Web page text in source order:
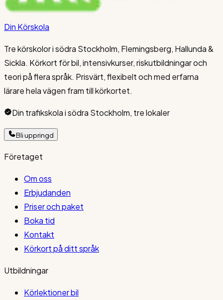
Din Körskola
Tre körskolor i södra Stockholm, Flemingsberg, Hallunda &
Sickla. Körkort för bil, intensivkurser, riskutbildningar och
teori på flera språk. Prisvärt, flexibelt och med erfarna
lärare hela vägen fram till körkortet.
Din trafikskola i södra Stockholm, tre lokaler
Bli uppringd
Företaget
Om oss
Erbjudanden
Priser och paket
Boka tid
Kontakt
Körkort på ditt språk
Utbildningar
Körlektioner bil